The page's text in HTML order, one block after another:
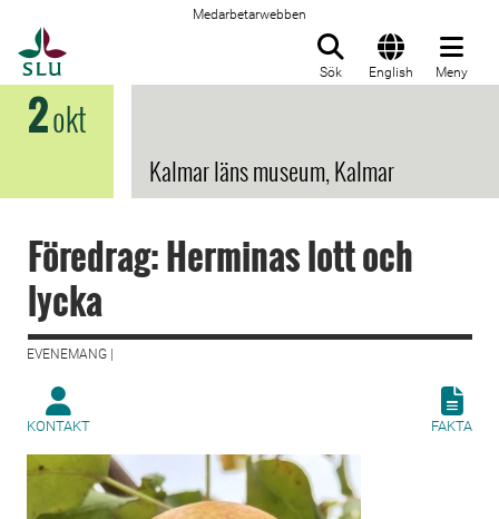
Medarbetarwebben
Sök English Meny
2okt
Kalmar läns museum, Kalmar
Föredrag: Herminas lott och
lycka
EVENEMANG |
KONTAKT FAKTA